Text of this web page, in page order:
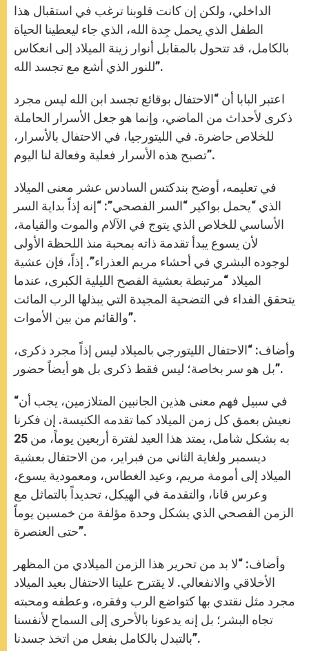
الداخلي، ولكن إن كانت قلوبنا ترغب في استقبال هذا
الطفل الذي يحمل جِدة الله، الذي جاء ليعطينا الحياة
بالكامل، قد تتحول بالمقابل أنوار زينة الميلاد إلى انعكاس
للنور الذي أشع مع تجسد الله”.
اعتبر البابا أن “الاحتفال بوقائع تجسد ابن الله ليس مجرد
ذكرى لأحداث من الماضي، وإنما هو جعل الأسرار الحاملة
للخلاص حاضرة. في الليتورجيا، في الاحتفال بالأسرار،
تصبح هذه الأسرار فعلية وفعالة لنا اليوم”.
في تعليمه، أوضح بندكتس السادس عشر معنى الميلاد
الذي “يحمل بواكير “السر الفصحي”: “إنه إذاً بداية السر
الأساسي للخلاص الذي يتوج في الآلام والموت والقيامة،
لأن يسوع يبدأ تقدمة ذاته بمحبة منذ اللحظة الأولى
لوجوده البشري في أحشاء مريم العذراء”. إذاً، فإن عشية
الميلاد “مرتبطة بعشية الفصح الليلية الكبرى، عندما
يتحقق الفداء في التضحية المجيدة التي يبذلها الرب المائت
والقائم من بين الأموات”.
وأضاف: “الاحتفال الليتورجي بالميلاد ليس إذاً مجرد ذكرى،
بل هو سر بخاصة؛ ليس فقط ذكرى بل هو أيضاً حضور”.
“في سبيل فهم معنى هذين الجانبين المتلازمين، يجب أن
نعيش بعمق كل زمن الميلاد كما تقدمه الكنيسة. إن فكرنا
به بشكل شامل، يمتد هذا العيد لفترة أربعين يوماً، من 25
ديسمبر ولغاية الثاني من فبراير، من الاحتفال بعشية
الميلاد إلى أمومة مريم، وعيد الغطاس، ومعمودية يسوع،
وعرس قانا، والتقدمة في الهيكل، تحديداً بالتماثل مع
الزمن الفصحي الذي يشكل وحدة مؤلفة من خمسين يوماً
حتى العنصرة”.
وأضاف: “لا بد من تحرير هذا الزمن الميلادي من المظهر
الأخلاقي والانفعالي. لا يقترح علينا الاحتفال بعيد الميلاد
مجرد مثل نقتدي بها كتواضع الرب وفقره، وعطفه ومحبته
تجاه البشر؛ بل إنه يدعونا بالأحرى إلى السماح لأنفسنا
بالتبدل بالكامل بفعل من اتخذ جسدنا”.